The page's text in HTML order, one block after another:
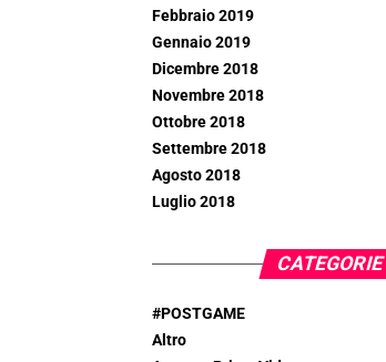
Febbraio 2019
Gennaio 2019
Dicembre 2018
Novembre 2018
Ottobre 2018
Settembre 2018
Agosto 2018
Luglio 2018
CATEGORIE
#POSTGAME
Altro